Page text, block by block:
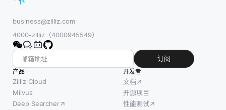
business@zilliz.com
4000-zilliz（4000945549）
订阅
产品
Zilliz Cloud
Milvus
Deep Searcher
开发者
文档
开源项目
性能测试